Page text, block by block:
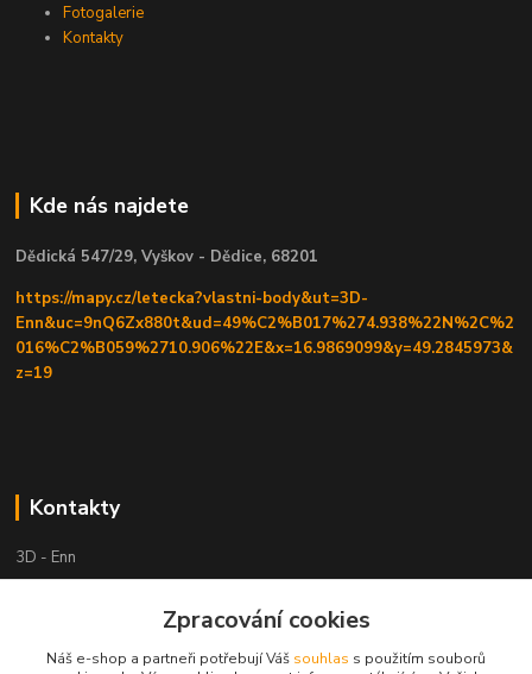
Fotogalerie
Kontakty
Kde nás najdete
Dědická 547/29, Vyškov - Dědice, 68201
https://mapy.cz/letecka?vlastni-body&ut=3D-
Enn&uc=9nQ6Zx880t&ud=49%C2%B017%274.938%22N%2C%2
016%C2%B059%2710.906%22E&x=16.9869099&y=49.2845973&
z=19
Kontakty
3D - Enn
+420 605525911Zpracování cookies
Náš e-shop a partneři potřebují Váš souhlas s použitím souborů